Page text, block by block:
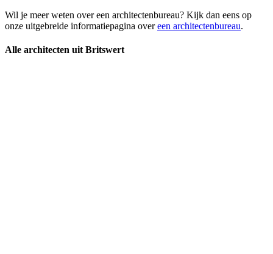
Wil je meer weten over een architectenbureau? Kijk dan eens op
onze uitgebreide informatiepagina overeen architectenbureau.
Alle architecten uit Britswert